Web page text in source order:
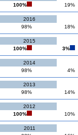
100%
19%
2016
98%
18%
2015
100%
3%
2014
98%
4%
2013
98%
14%
2012
100%
10%
2011